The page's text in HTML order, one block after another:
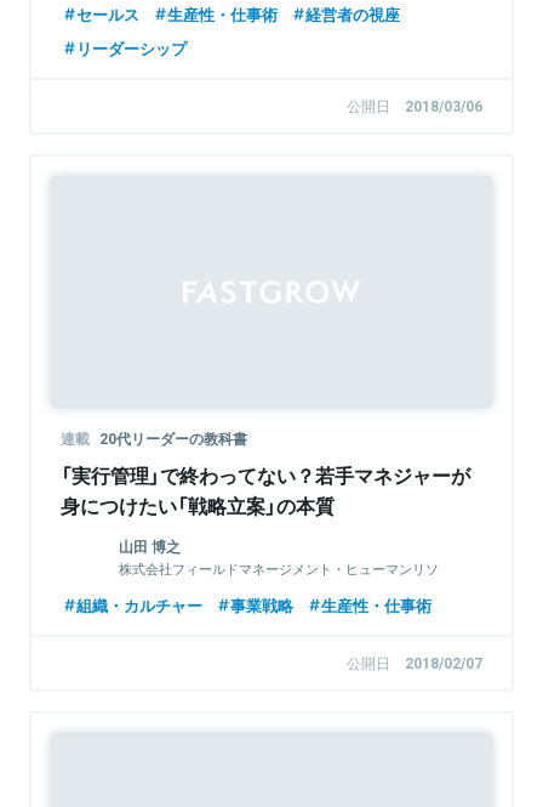
セールス 生産性・仕事術
経営者の視座
リーダーシップ
公開日 2018/03/06
連載 20代リーダーの教科書
「実行管理」で終わってない？若手マネジャーが
身につけたい「戦略立案」の本質
山田 博之
株式会社フィールドマネージメント・ヒューマンリソ
組織・カルチャー 事業戦略 生産性・仕事術
公開日 2018/02/07